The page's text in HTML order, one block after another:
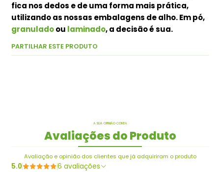
fica nos dedos e de uma forma mais prática,
utilizando as nossas embalagens de alho. Em pó,
granuladoou laminado, a decisão é sua.
PARTILHAR ESTE PRODUTO
A SUA OPINIÃO CONTA
Avaliações do Produto
Avaliação e opinião dos clientes que já adquiriram o produto
5.0 6 avaliações